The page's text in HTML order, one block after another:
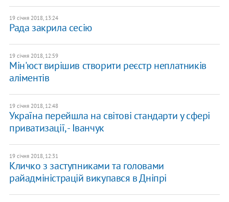
19 січня 2018, 13:24
Рада закрила сесію
19 січня 2018, 12:59
Мін'юст вирішив створити реєстр неплатників
аліментів
19 січня 2018, 12:48
Україна перейшла на світові стандарти у сфері
приватизації, - Іванчук
19 січня 2018, 12:31
Кличко з заступниками та головами
райадміністрацій викупався в Дніпрі